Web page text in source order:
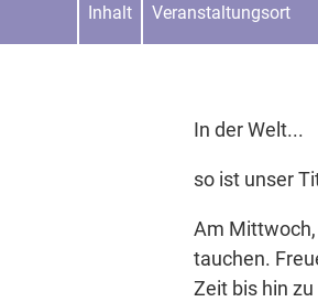
Inhalt Veranstaltungsort
In der Welt...
so ist unser
Am Mittwoch,
tauchen.
Zeit bis hin